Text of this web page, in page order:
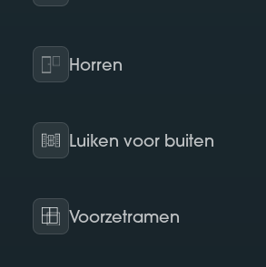
Horren
Luiken voor buiten
Voorzetramen